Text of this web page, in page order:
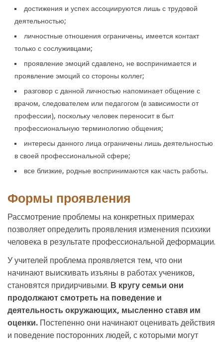
достижения и успех ассоциируются лишь с трудовой
деятельностью;
личностные отношения ограничены, имеется контакт
только с сослуживцами;
проявление эмоций сдавлено, не воспринимается и
проявление эмоций со стороны коллег;
разговор с данной личностью напоминает общение с
врачом, следователем или педагогом (в зависимости от
профессии), поскольку человек переносит в быт
профессиональную терминологию общения;
интересы данного лица ограничены лишь деятельностью
в своей профессиональной сфере;
все близкие, родные воспринимаются как часть работы.
Формы проявления
Рассмотрение проблемы на конкретных примерах
позволяет определить проявления изменения психики
человека в результате профессиональной деформации.
У учителей проблема проявляется тем, что они
начинают выискивать изъяны в работах учеников,
становятся придирчивыми. В кругу семьи они
продолжают смотреть на поведение и
деятельность окружающих, мысленно ставя им
оценки. Постепенно они начинают оценивать действия
и поведение посторонних людей, с которыми могут